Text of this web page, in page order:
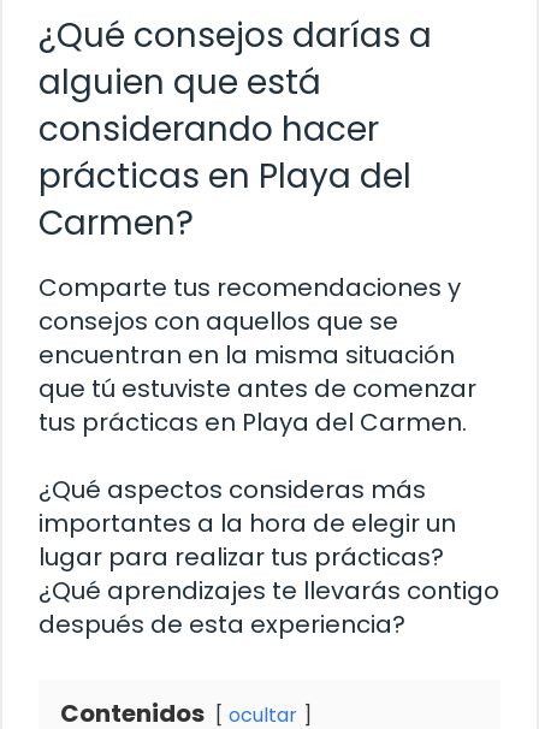
¿Qué consejos darías a
alguien que está
considerando hacer
prácticas en Playa del
Carmen?
Comparte tus recomendaciones y
consejos con aquellos que se
encuentran en la misma situación
que tú estuviste antes de comenzar
tus prácticas en Playa del Carmen.
¿Qué aspectos consideras más
importantes a la hora de elegir un
lugar para realizar tus prácticas?
¿Qué aprendizajes te llevarás contigo
después de esta experiencia?
Contenidos ocultar